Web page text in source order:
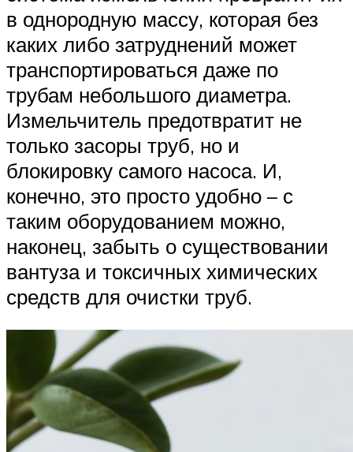
в однородную массу, которая без
каких либо затруднений может
транспортироваться даже по
трубам небольшого диаметра.
Измельчитель предотвратит не
только засоры труб, но и
блокировку самого насоса. И,
конечно, это просто удобно – с
таким оборудованием можно,
наконец, забыть о существовании
вантуза и токсичных химических
средств для очистки труб.